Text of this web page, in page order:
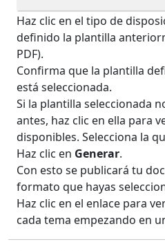
Haz clic en el tipo de
definido la plantilla
PDF).
Confirma que la plantilla
está seleccionada.
Si la plantilla seleccionada
antes, haz clic en ella para
disponibles. Selecciona la
Haz clic en Generar.
Con esto se publicará tu
formato que hayas
Haz clic en el enlace para
cada tema empezando en